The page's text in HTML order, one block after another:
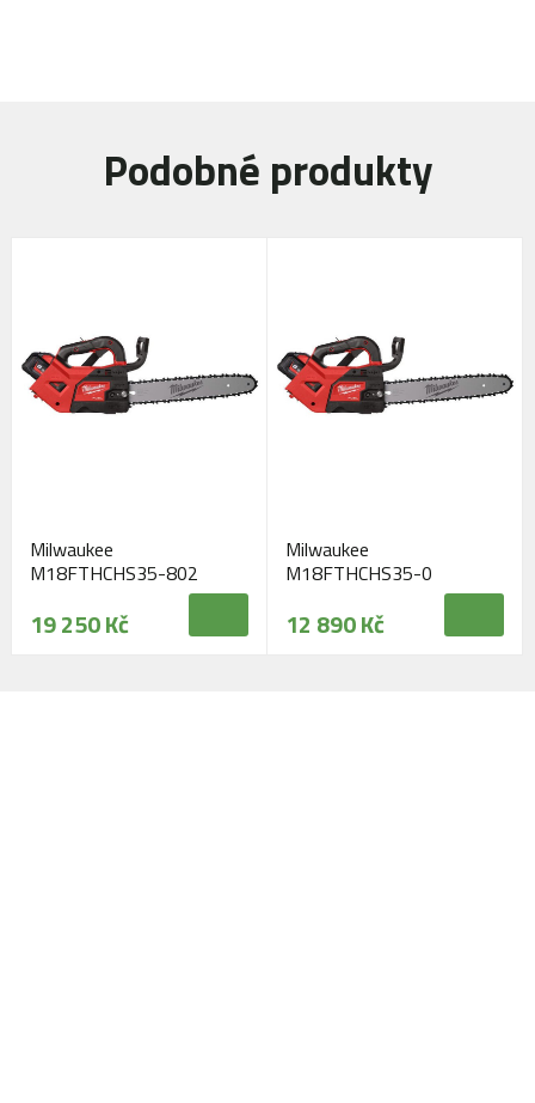
Podobné produkty
Milwaukee
M18FTHCHS35-802
19 250 Kč
Milwaukee
M18FTHCHS35-0
12 890 Kč